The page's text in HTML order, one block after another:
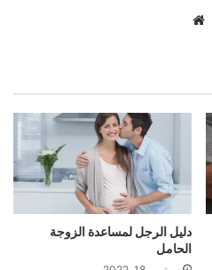
دليل الرجل لمساعدة الزوجة
الحامل